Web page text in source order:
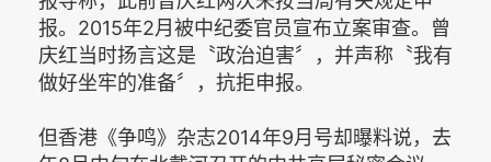
报。2015年2月被中纪委官员宣布立案审查。曾
庆红当时扬言这是〝政治迫害〞，并声称〝我有
做好坐牢的准备〞，抗拒申报。
但香港《争鸣》杂志2014年9月号却曝料说，去